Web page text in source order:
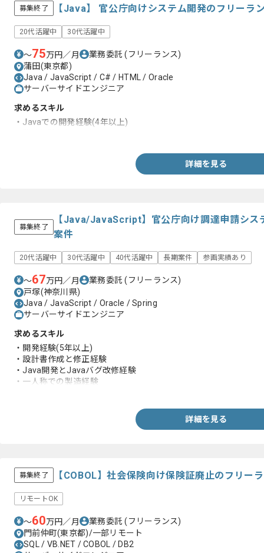
募集終了 【Java】 官公庁向けシステム開発のフリーラ
20代活躍中 30代活躍中
〜75万円／月 業務委託(フリーランス)
蒲田(東京都)
Java / JavaScript / C# / HTML / Oracle
サーバーサイドエンジニア
求めるスキル
・Javaでの開発経験(4年以上)
詳細を見る
募集終了
【Java/JavaScript】官公庁向け調達申請シス
案件
20代活躍中 30代活躍中 40代活躍中 長期案件 参画実績あり
〜67万円／月 業務委託(フリーランス)
戸塚(神奈川県)
Java / JavaScript / Oracle / Spring
サーバーサイドエンジニア
求めるスキル
・開発経験(5年以上)
・設計書作成と修正経験
・Java開発とJavaバグ改修経験
・一人称での製造経験
詳細を見る
募集終了 【COBOL】社会保険向け保険証廃止のフリー
リモートOK
〜60万円／月 業務委託(フリーランス)
門前仲町(東京都)/一部リモート
SQL / VB.NET / COBOL / DB2